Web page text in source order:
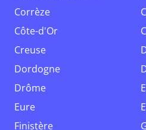
Corrèze
Côte-d'Or
Creuse
Dordogne
Drôme
Eure
Finistère